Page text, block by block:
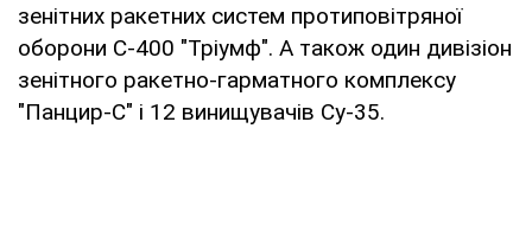
зенітних ракетних систем протиповітряної
оборони С-400 "Тріумф". А також один дивізіон
зенітного ракетно-гарматного комплексу
"Панцир-С" і 12 винищувачів Су-35.